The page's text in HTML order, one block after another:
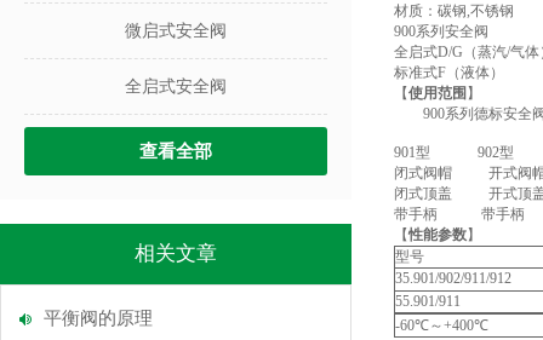
微启式安全阀
全启式安全阀
查看全部
相关文章
平衡阀的原理
材质：碳钢,不锈钢
900系列安全阀
全启式D/G（蒸汽/气体
标准式F（液体）
【使用范围 】
900系列德标安全阀
901型 902型
闭式阀帽 开式
闭式顶盖 开式顶
带手柄 带手柄
【性能参数】
型号
35.901/902/911/912
55.901/911
-60℃～+400℃